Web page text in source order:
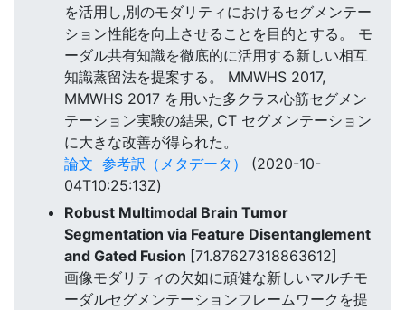
を活用し,別のモダリティにおけるセグメンテー
ション性能を向上させることを目的とする。 モ
ーダル共有知識を徹底的に活用する新しい相互
知識蒸留法を提案する。 MMWHS 2017,
MMWHS 2017 を用いた多クラス心筋セグメン
テーション実験の結果, CT セグメンテーション
に大きな改善が得られた。
論文 参考訳（メタデータ）
(2020-10-
04T10:25:13Z)
Robust Multimodal Brain Tumor
Segmentation via Feature Disentanglement
and Gated Fusion [71.87627318863612]
画像モダリティの欠如に頑健な新しいマルチモ
ーダルセグメンテーションフレームワークを提